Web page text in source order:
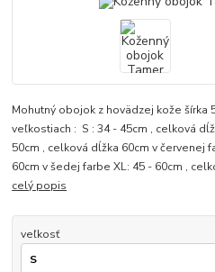
Mohutný obojok z hovädzej kože šírka
veľkostiach : S : 34 - 45cm , celková
50cm , celková dĺžka 60cm v červenej
60cm v šedej farbe XL: 45 - 60cm ,
celý popis
veľkosť